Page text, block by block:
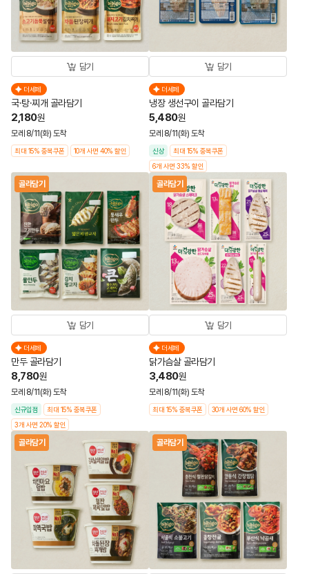
담기
더세페
국·탕·찌개 골라담기
2,180원
모레 8/11(화) 도착
최대 15% 중복쿠폰 10개 사면 40% 할인
담기
더세페
냉장 생선구이 골라담기
5,480원
모레 8/11(화) 도착
신상
최대 15% 중복쿠폰
6개 사면 33% 할인
골라담기
담기
더세페
만두 골라담기
8,780원
모레 8/11(화) 도착
신규입점
최대 15% 중복쿠폰
3개 사면 20% 할인
골라담기
담기
더세페
닭가슴살 골라담기
3,480원
모레 8/11(화) 도착
최대 15% 중복쿠폰 30개 사면 60% 할인
골라담기 골라담기